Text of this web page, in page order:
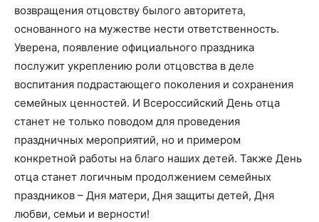
возвращения отцовству былого авторитета,
основанного на мужестве нести ответственность.
Уверена, появление официального праздника
послужит укреплению роли отцовства в деле
воспитания подрастающего поколения и сохранения
семейных ценностей. И Всероссийский День отца
станет не только поводом для проведения
праздничных мероприятий, но и примером
конкретной работы на благо наших детей. Также День
отца станет логичным продолжением семейных
праздников – Дня матери, Дня защиты детей, Дня
любви, семьи и верности!